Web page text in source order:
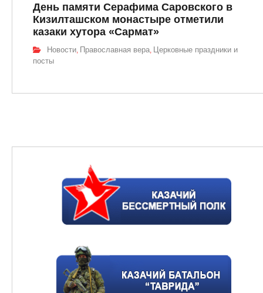
День памяти Серафима Саровского в
Кизилташском монастыре отметили
казаки хутора «Сармат»
Новости Православная вера Церковные праздники и
посты